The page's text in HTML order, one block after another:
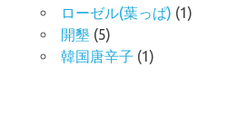
ローゼル(葉っぱ) (1)
開墾 (5)
韓国唐辛子 (1)